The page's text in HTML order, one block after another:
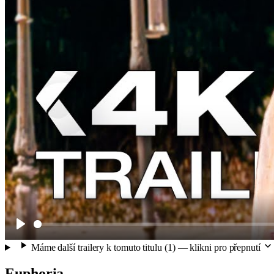
Play
Máme další trailery k tomuto titulu (1) — klikni pro přepnutí